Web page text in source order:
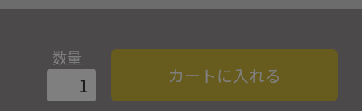
数量
カートに入れる